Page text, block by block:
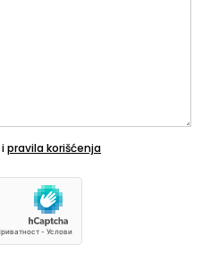
ipravila korišćenja